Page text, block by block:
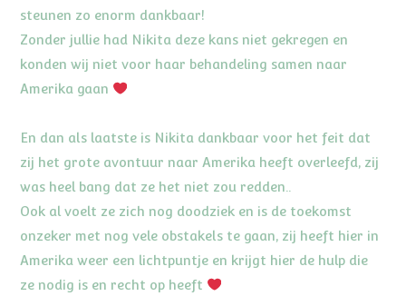
steunen zo enorm dankbaar!
Zonder jullie had Nikita deze kans niet gekregen en
konden wij niet voor haar behandeling samen naar
Amerika gaan
En dan als laatste is Nikita dankbaar voor het feit dat
zij het grote avontuur naar Amerika heeft overleefd, zij
was heel bang dat ze het niet zou redden..
Ook al voelt ze zich nog doodziek en is de toekomst
onzeker met nog vele obstakels te gaan, zij heeft hier in
Amerika weer een lichtpuntje en krijgt hier de hulp die
ze nodig is en recht op heeft